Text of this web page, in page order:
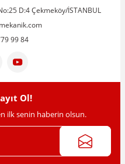
D:4 Çekmeköy/İSTANBUL
99 84
Ol!
ilk senin haberin olsun.